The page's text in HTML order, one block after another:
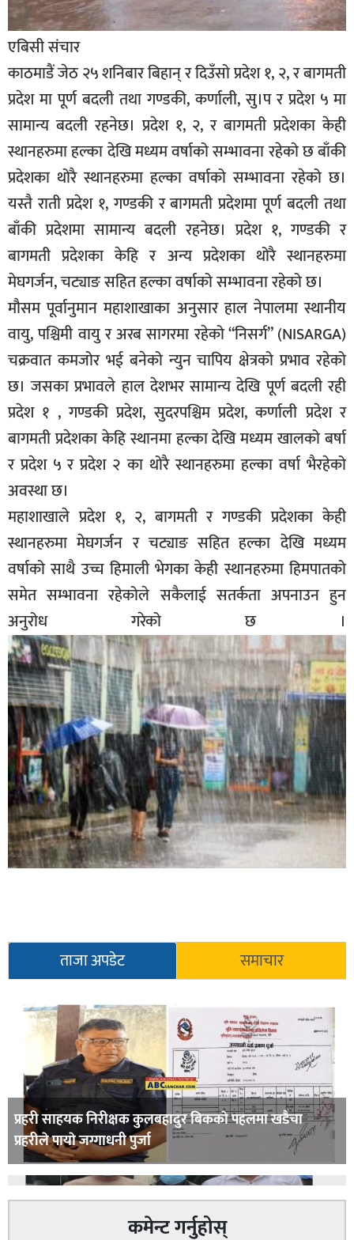
अचम्म
दुनिया
बिचार
कुराकानी
जीवनशैली
साहित्य
सूचना-
प्रवधि
एबिसी संचार
काठमाडैं जेठ २५ शनिबार बिहान् र दिउँसो प्रदेश १, २, र बागमती
प्रदेश मा पूर्ण बदली तथा गण्डकी, कर्णाली, सु।प र प्रदेश ५ मा
सामान्य बदली रहनेछ। प्रदेश १, २, र बागमती प्रदेशका केही
स्थानहरुमा हल्का देखि मध्यम वर्षाको सम्भावना रहेको छ बाँकी
प्रदेशका थोरै स्थानहरुमा हल्का वर्षाको सम्भावना रहेको छ।
यस्तै राती प्रदेश १, गण्डकी र बागमती प्रदेशमा पूर्ण बदली तथा
बाँकी प्रदेशमा सामान्य बदली रहनेछ। प्रदेश १, गण्डकी र
बागमती प्रदेशका केहि र अन्य प्रदेशका थोरै स्थानहरुमा
मेघगर्जन, चट्याङ सहित हल्का वर्षाको सम्भावना रहेको छ।
मौसम पूर्वानुमान महाशाखाका अनुसार हाल नेपालमा स्थानीय
वायु, पश्चिमी वायु र अरब सागरमा रहेको “निसर्ग” (NISARGA)
चक्रवात कमजोर भई बनेको न्युन चापिय क्षेत्रको प्रभाव रहेको
छ। जसका प्रभावले हाल देशभर सामान्य देखि पूर्ण बदली रही
प्रदेश १ , गण्डकी प्रदेश, सुदरपश्चिम प्रदेश, कर्णाली प्रदेश र
बागमती प्रदेशका केहि स्थानमा हल्का देखि मध्यम खालको बर्षा
र प्रदेश ५ र प्रदेश २ का थोरै स्थानहरुमा हल्का वर्षा भैरहेको
अवस्था छ।
महाशाखाले प्रदेश १, २, बागमती र गण्डकी प्रदेशका केही
स्थानहरुमा मेघगर्जन र चट्याङ सहित हल्का देखि मध्यम
वर्षाको साथै उच्च हिमाली भेगका केही स्थानहरुमा हिमपातको
समेत सम्भावना रहेकोले सकैलाई सतर्कता अपनाउन हुन
अनुरोध गरेको छ ।
ताजा अपडेट समाचार
प्रहरी साहयक निरीक्षक कुलबहादुर बिककाे पहलमा खडैचा
प्रहरीले पायाे जग्गाधनी पुर्जा
कमेन्ट गर्नुहोस्